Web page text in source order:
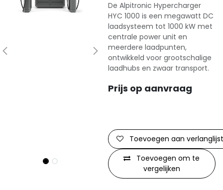
De Alpitronic Hypercharger
HYC 1000 is een megawatt DC
laadsysteem tot 1000 kW met
centrale power unit en
meerdere laadpunten,
ontwikkeld voor grootschalige
laadhubs en zwaar transport.
Prijs op aanvraag
Toevoegen om te
vergelijken
Toevoegen aan verlanglijst